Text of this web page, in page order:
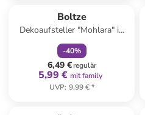
Boltze
Dekoaufsteller "Mohlara" in
Grün - (B)9 x (H)15,3 x (T)7
cm
-40%
6,49 €regulär
5,99 € mit family
UVP: 9,99 €*